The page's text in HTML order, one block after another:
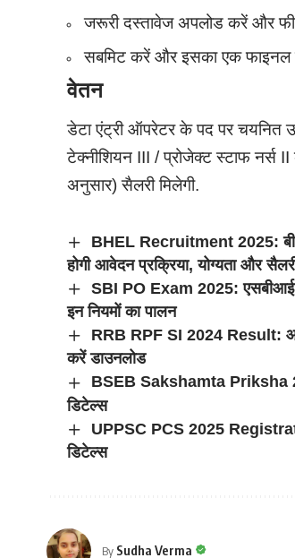
जरूरी दस्तावेज अपलोड करें और
सबमिट करें और इसका एक फाइनल
वेतन
डेटा एंट्री ऑपरेटर के पद पर चयनित
टेक्नीशियन III / प्रोजेक्ट स्टाफ नर्स
अनुसार) सैलरी मिलेगी.
BHEL Recruitment 2025:
होगी आवेदन प्रक्रिया, योग्यता और
SBI PO Exam 2025: एसबीआई
इन नियमों का पालन
RRB RPF SI 2024 Result:
करें डाउनलोड
BSEB Sakshamta Priksha
डिटेल्स
UPPSC PCS 2025
डिटेल्स
By Sudha Verma